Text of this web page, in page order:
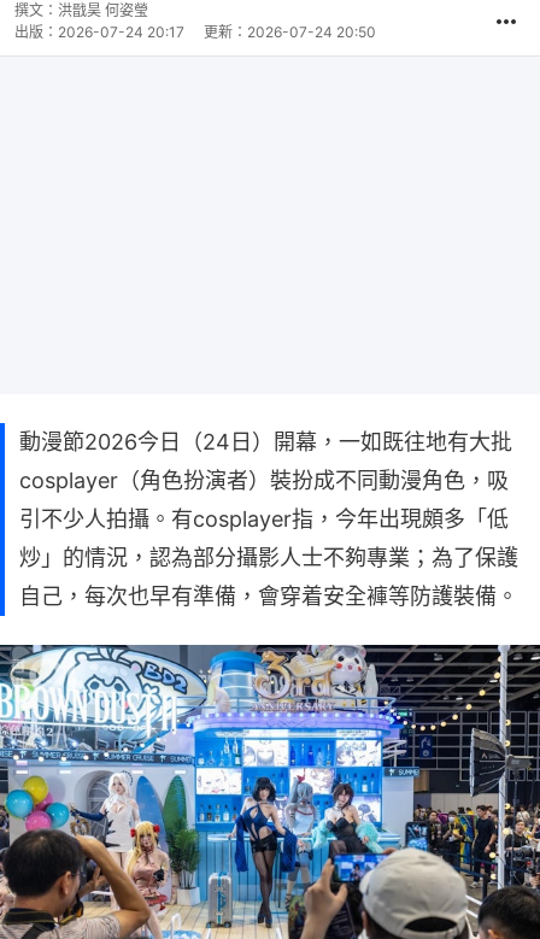
撰文： 洪戩昊 何姿瑩
出版： 2026-07-24 20:17 更新： 2026-07-24 20:50
動漫節2026今日（24日）開幕，一如既往地有大批
cosplayer（角色扮演者）裝扮成不同動漫角色，吸
引不少人拍攝。有cosplayer指，今年出現頗多「低
炒」的情況，認為部分攝影人士不夠專業；為了保護
自己，每次也早有準備，會穿着安全褲等防護裝備。